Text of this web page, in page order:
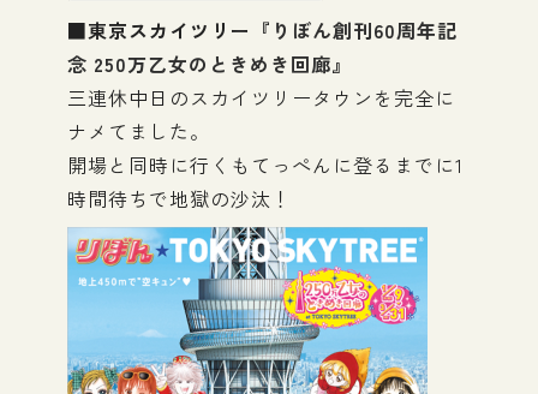
■東京スカイツリー『 りぼん創刊60周年記
念 250万乙女のときめき回廊』
三連休中日のスカイツリータウンを完全に
ナメてました。
開場と同時に行くもてっぺんに登るまでに1
時間待ちで地獄の沙汰！